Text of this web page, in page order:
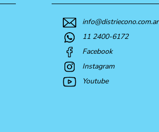
info@distriecono.com.ar
11 2400-6172
Facebook
Instagram
Youtube